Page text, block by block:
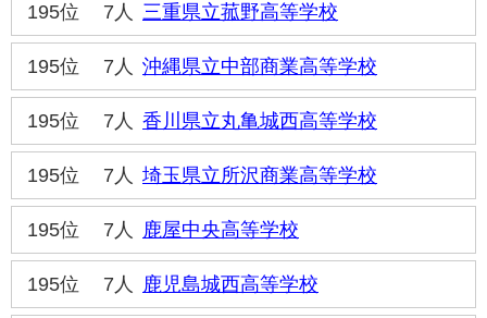
195位 7人 三重県立菰野高等学校
195位 7人 沖縄県立中部商業高等学校
195位 7人 香川県立丸亀城西高等学校
195位 7人 埼玉県立所沢商業高等学校
195位 7人 鹿屋中央高等学校
195位 7人 鹿児島城西高等学校